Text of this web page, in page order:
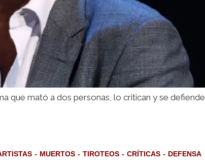
que mató a dos personas, lo critican y se defiende
MUERTOS TIROTEOS CRÍTICAS DEFENSA